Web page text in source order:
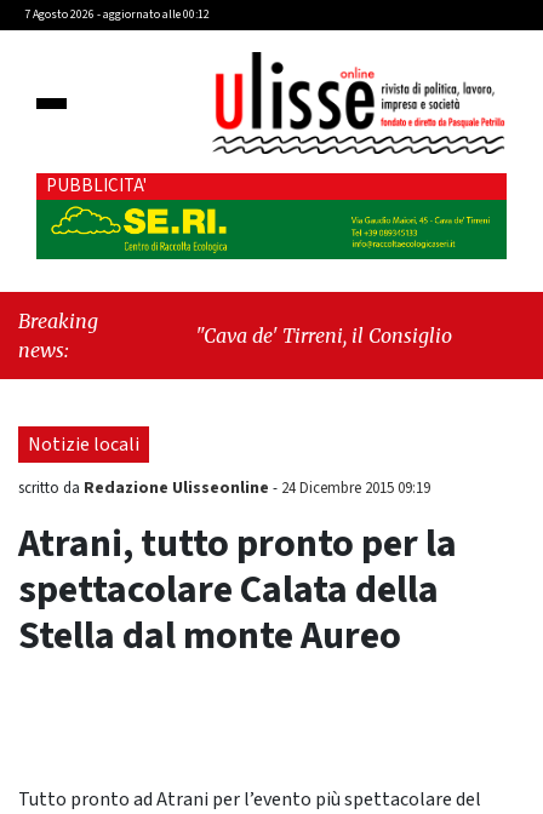
7 Agosto 2026 - aggiornato alle 00:12
PUBBLICITA'
Breaking
news:
"Cava de' Tirreni, il Consiglio comunale
Mare, giornata storica: la ceramica ammessa
Notizie locali
scritto da Redazione Ulisseonline - 24 Dicembre 2015 09:19
Atrani, tutto pronto per la
spettacolare Calata della
Stella dal monte Aureo
Tutto pronto ad Atrani per l’evento più spettacolare del